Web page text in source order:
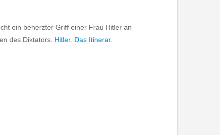
ein beherzter Griff einer Frau Hitler an
des Diktators. Hitler. Das Itinerar.